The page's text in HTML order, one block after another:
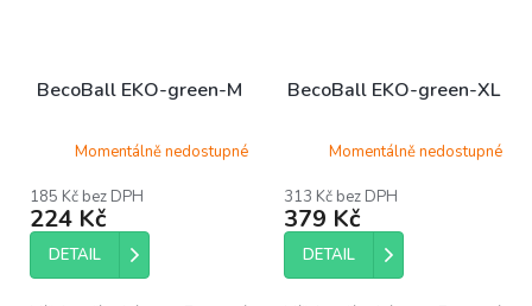
BecoBall EKO-green-M
Momentálně nedostupné
185 Kč bez DPH
224 Kč
DETAIL
BecoBall EKO-green-XL
Momentálně nedostupné
313 Kč bez DPH
379 Kč
DETAIL